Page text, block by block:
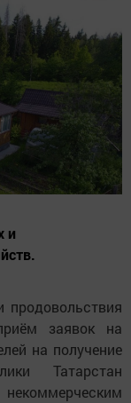
и
продовольствия
заявок на
на получение
Татарстан